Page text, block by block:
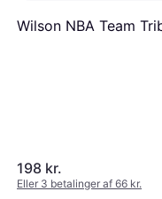
Wilson NBA Team
198 kr.
Eller 3 betalinger af 66 kr.